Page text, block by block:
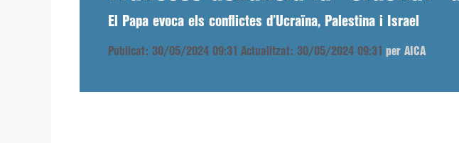
El Papa evoca els conflictes d’Ucraïna, Palestina i Israel
Publicat: 30/05/2024 09:31 Actualitzat: 30/05/2024 09:31 per AICA